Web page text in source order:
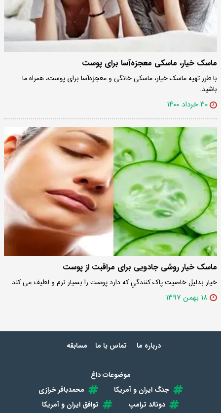
ماسک خیار، ماسکی معجزه‌آسا برای پوست
با طرز تهیه ماسک خیار، ماسکی خانگی و معجزه‌آسا برای پوست، همراه ما
باشید.
۳۰ خرداد ۱۴۰۰
ماسک خیار روشی جادویی برای مراقبت از پوست
خیار بدلیل خاصیت پاک کنندگي كه دارد پوست را بسیار نرم و لطیف می کند.
۱۸ بهمن ۱۳۹۷
درباره ما تماس با ما مسابقه
موضوعات داغ
جنگ ایران و آمریکا
محمدباقر خرازی
دونالد ترامپ
توافق ایران و آمریکا